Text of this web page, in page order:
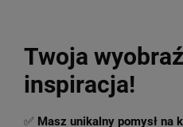
Twoja
inspiracja!
✅ Masz unikalny pomysł na